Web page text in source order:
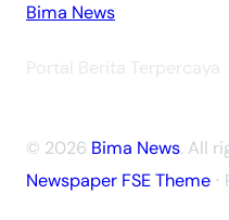
Bima News
Portal Berita Terpercaya
© 2026 Bima News. All
Newspaper FSE Theme